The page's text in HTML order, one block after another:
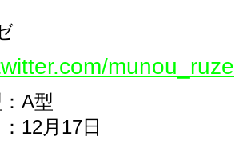
munou_ruze
A型
12月17日